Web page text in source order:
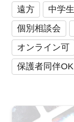
遠方
中学生
個別相談会
オンライン可
保護者同伴OK